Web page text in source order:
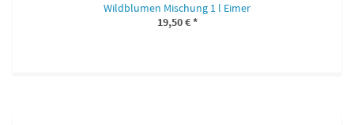
Wildblumen Mischung 1 l Eimer
19,50 €*